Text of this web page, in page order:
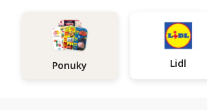
Ponuky Lidl